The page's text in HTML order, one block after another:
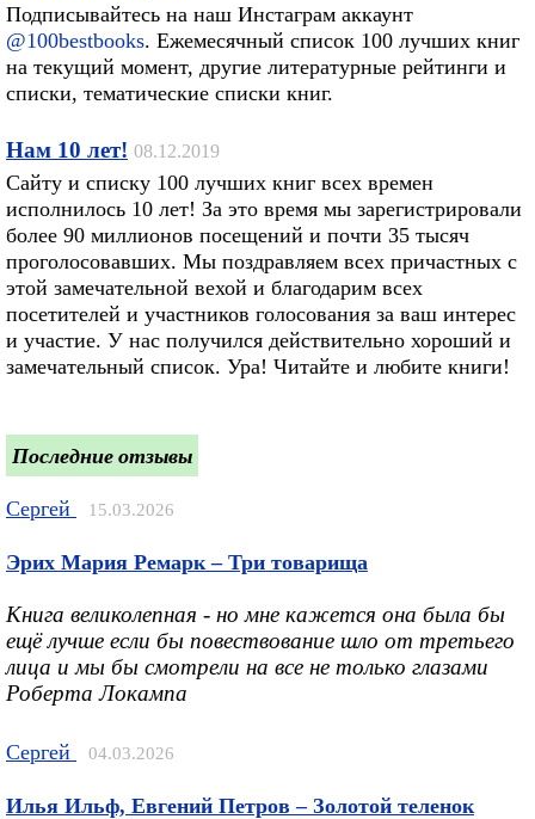
Подписывайтесь на наш Инстаграм аккаунт
@100bestbooks. Ежемесячный список 100 лучших книг
на текущий момент, другие литературные рейтинги и
списки, тематические списки книг.
Нам 10 лет! 08.12.2019
Сайту и списку 100 лучших книг всех времен
исполнилось 10 лет! За это время мы зарегистрировали
более 90 миллионов посещений и почти 35 тысяч
проголосовавших. Мы поздравляем всех причастных с
этой замечательной вехой и благодарим всех
посетителей и участников голосования за ваш интерес
и участие. У нас получился действительно хороший и
замечательный список. Ура! Читайте и любите книги!
Последние отзывы
Сергей 15.03.2026
Эрих Мария Ремарк – Три товарища
Книга великолепная - но мне кажется она была бы
ещё лучше если бы повествование шло от третьего
лица и мы бы смотрели на все не только глазами
Роберта Локампа
Сергей 04.03.2026
Илья Ильф, Евгений Петров – Золотой теленок